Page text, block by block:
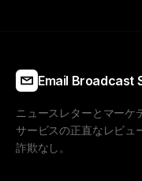
Email Broadcast
ニュースレターとマーケ
サービスの正直なレビュ
詐欺なし。